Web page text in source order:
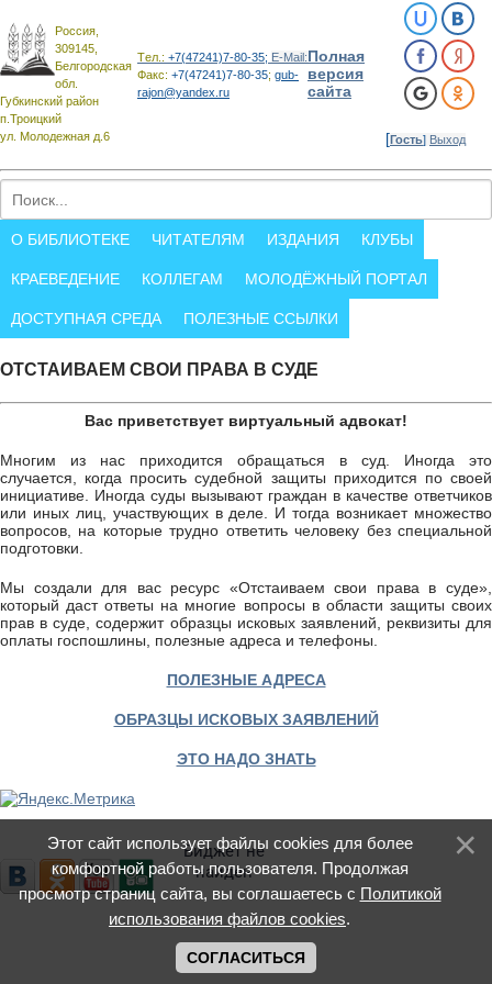
Россия,
309145,
Белгородская
обл.
Губкинский район
п.Троицкий
ул. Молодежная д.6
Tел.: +7(47241)7-80-35; E-Mail:
Факс: +7(47241)7-80-35; gub-
rajon@yandex.ru
Полная
версия
сайта
[Гость] Выход
О БИБЛИОТЕКЕ ЧИТАТЕЛЯМ ИЗДАНИЯ КЛУБЫ
КРАЕВЕДЕНИЕ КОЛЛЕГАМ МОЛОДЁЖНЫЙ ПОРТАЛ
ДОСТУПНАЯ СРЕДА ПОЛЕЗНЫЕ ССЫЛКИ
ОТСТАИВАЕМ СВОИ ПРАВА В СУДЕ
Вас приветствует виртуальный адвокат!
Многим из нас приходится обращаться в суд. Иногда это
случается, когда просить судебной защиты приходится по своей
инициативе. Иногда суды вызывают граждан в качестве ответчиков
или иных лиц, участвующих в деле. И тогда возникает множество
вопросов, на которые трудно ответить человеку без специальной
подготовки.
Мы создали для вас ресурс «Отстаиваем свои права в суде»,
который даст ответы на многие вопросы в области защиты своих
прав в суде, содержит образцы исковых заявлений, реквизиты для
оплаты госпошлины, полезные адреса и телефоны.
ПОЛЕЗНЫЕ АДРЕСА
ОБРАЗЦЫ ИСКОВЫХ ЗАЯВЛЕНИЙ
ЭТО НАДО ЗНАТЬ
Этот сайт использует файлы cookies для более
комфортной работы пользователя. Продолжая
просмотр страниц сайта, вы соглашаетесь с Политикой
использования файлов cookies.
СОГЛАСИТЬСЯ